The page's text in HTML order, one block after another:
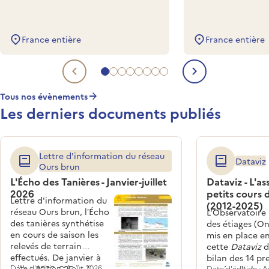
Aller à l'evénement à venir 1
Aller à l'evénement à venir 2
Aller à l'evénement à venir 3
Aller à l'evénement à venir 4
Aller à l'evénement à venir 5
Aller à l'evénement à venir 6
Aller à l'evénement à venir
Aller à l'evénement à
France entière France entière
Evénement à venir
Tous nos évènements
Les derniers documents publiés
L'Écho des Tanières - Janvier-juillet
2026
Lettre d'information du réseau
Ours brun
Lettre d'information du
réseau Ours brun, l’Écho
des tanières synthétise
en cours de saison les
relevés de terrain
effectués. De janvier à
Dataviz -
petits cours
(2012-2025)
Dataviz
des étiages
mis en place
cette Dataviz
bilan des 14